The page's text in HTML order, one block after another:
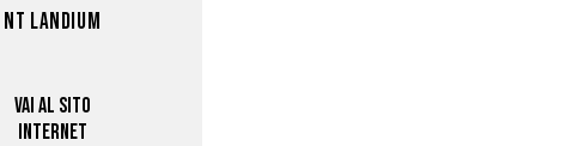
NT LANDIUM
VAI AL SITO
INTERNET